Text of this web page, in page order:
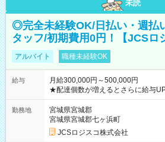
未読
◎完全未経験OK/日払い・週払
タッフ/初期費用0円！【JCSロ
アルバイト 職種未経験OK
給与
月給300,000円～500,000円
★配達個数が増えるとさらに給与
ど！ ・主要都市エリア 月収55万円／週5日稼働 月収65万~112
万円／週6日稼働 ・地方郊外エリア 月収40万円／週5日稼働 月
収40万円~50万円／週6日稼働 ＜モデルイメージ＞ ■月収50万
円 (27歳男性/江東区在住)※元建築
(日休み) ■月収80万円(43歳男性/墨田区在住)※元営業 1日200個
勤務地
宮城県宮城郡
宮城県宮城郡七ヶ浜町
JCSロジスコ株式会社